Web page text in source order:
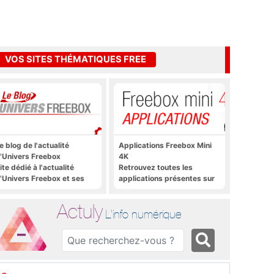
VOS SITES THÉMATIQUES FREE
blog de l'actualité
Freebox
dédié à l'actualité
Freebox et ses
thématiques Actuly, à
Freezone, etc.
Applications Freebox Mini
4K
Retrouvez toutes les
applications présentes sur
Actuly L'info numérique